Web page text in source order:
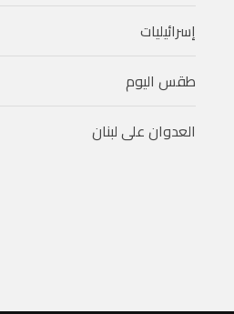
إسرائيليات
طقس اليوم
العدوان على لبنان